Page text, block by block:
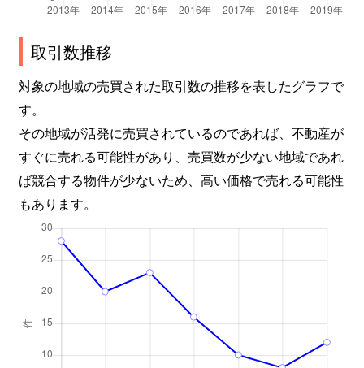
取引数推移
対象の地域の売買された取引数の推移を表したグラフで
す。
その地域が活発に売買されているのであれば、不動産が
すぐに売れる可能性があり、売買数が少ない地域であれ
ば競合する物件が少ないため、高い価格で売れる可能性
もあります。